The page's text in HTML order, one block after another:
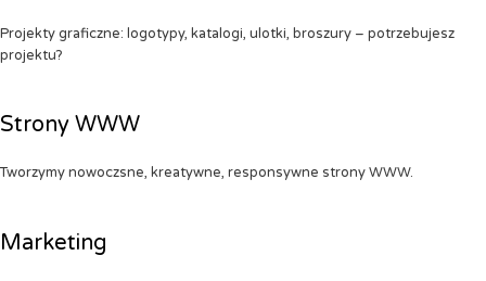
Projekty graficzne: logotypy, katalogi, ulotki, broszury – potrzebujesz
projektu?
Strony WWW
Tworzymy nowoczsne, kreatywne, responsywne strony WWW.
Marketing